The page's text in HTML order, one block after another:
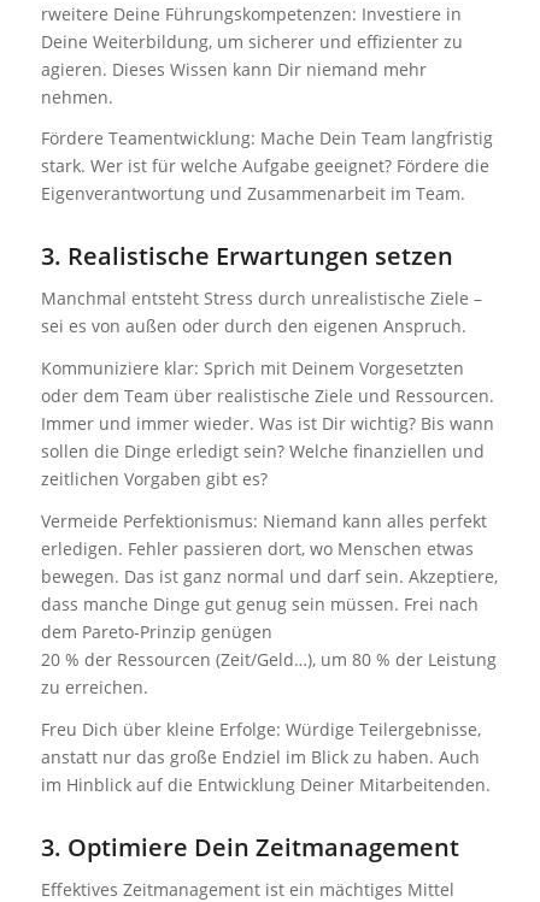
rweitere Deine Führungskompetenzen: Investiere in
Deine Weiterbildung, um sicherer und effizienter zu
agieren. Dieses Wissen kann Dir niemand mehr
nehmen.
Fördere Teamentwicklung: Mache Dein Team langfristig
stark. Wer ist für welche Aufgabe geeignet? Fördere die
Eigenverantwortung und Zusammenarbeit im Team.
3. Realistische Erwartungen setzen
Manchmal entsteht Stress durch unrealistische Ziele –
sei es von außen oder durch den eigenen Anspruch.
Kommuniziere klar: Sprich mit Deinem Vorgesetzten
oder dem Team über realistische Ziele und Ressourcen.
Immer und immer wieder. Was ist Dir wichtig? Bis wann
sollen die Dinge erledigt sein? Welche finanziellen und
zeitlichen Vorgaben gibt es?
Vermeide Perfektionismus: Niemand kann alles perfekt
erledigen. Fehler passieren dort, wo Menschen etwas
bewegen. Das ist ganz normal und darf sein. Akzeptiere,
dass manche Dinge gut genug sein müssen. Frei nach
dem Pareto-Prinzip genügen
20 % der Ressourcen (Zeit/Geld…), um 80 % der Leistung
zu erreichen.
Freu Dich über kleine Erfolge: Würdige Teilergebnisse,
anstatt nur das große Endziel im Blick zu haben. Auch
im Hinblick auf die Entwicklung Deiner Mitarbeitenden.
3. Optimiere Dein Zeitmanagement
Effektives Zeitmanagement ist ein mächtiges Mittel